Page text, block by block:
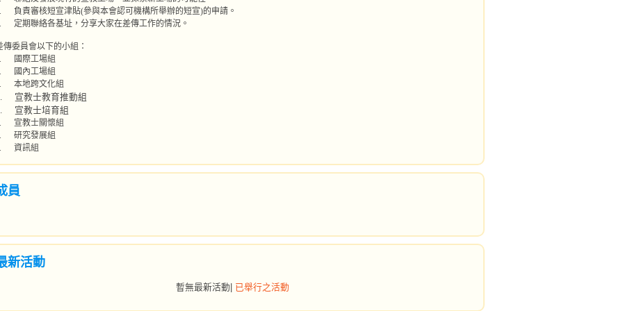
負責審核短宣津貼(參與本會認可機構所舉辦的短宣)的申請。
定期聯絡各基址，分享大家在差傳工作的情況。
傳委員會以下的小組：
國際工場組
國內工場組
本地跨文化組
宣教士教育推動組
宣教士培育組
宣教士關懷組
研究發展組
資訊組
員
新活動
暫無最新活動| 已舉行之活動